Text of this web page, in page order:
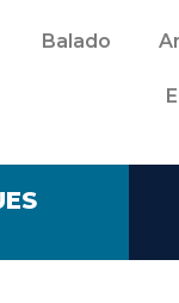
Balado